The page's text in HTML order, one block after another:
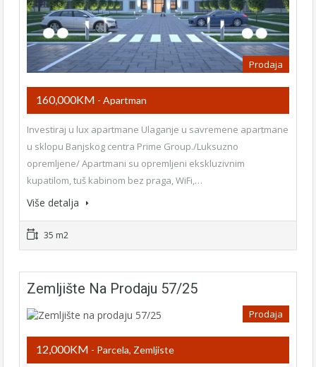
Prodaja
160,000KM - Apartman
Investiraj u lux apartmane Ulaganje u savremene apartmane
u sklopu Banjskog centra Prime Group./Luksuzno
opremljene/ Apartmani su opremljeni ekskluzivnim
kupatilom, tuš kabinom bez praga, WiFi,…
Više detalja
35 m2
Zemljište Na Prodaju 57/25
Prodaja
12,000KM - Parcela, Zemljiste